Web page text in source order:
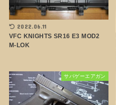
2022.06.11
VFC KNIGHTS SR16 E3 MOD2
M-LOK
サバゲーエアガン